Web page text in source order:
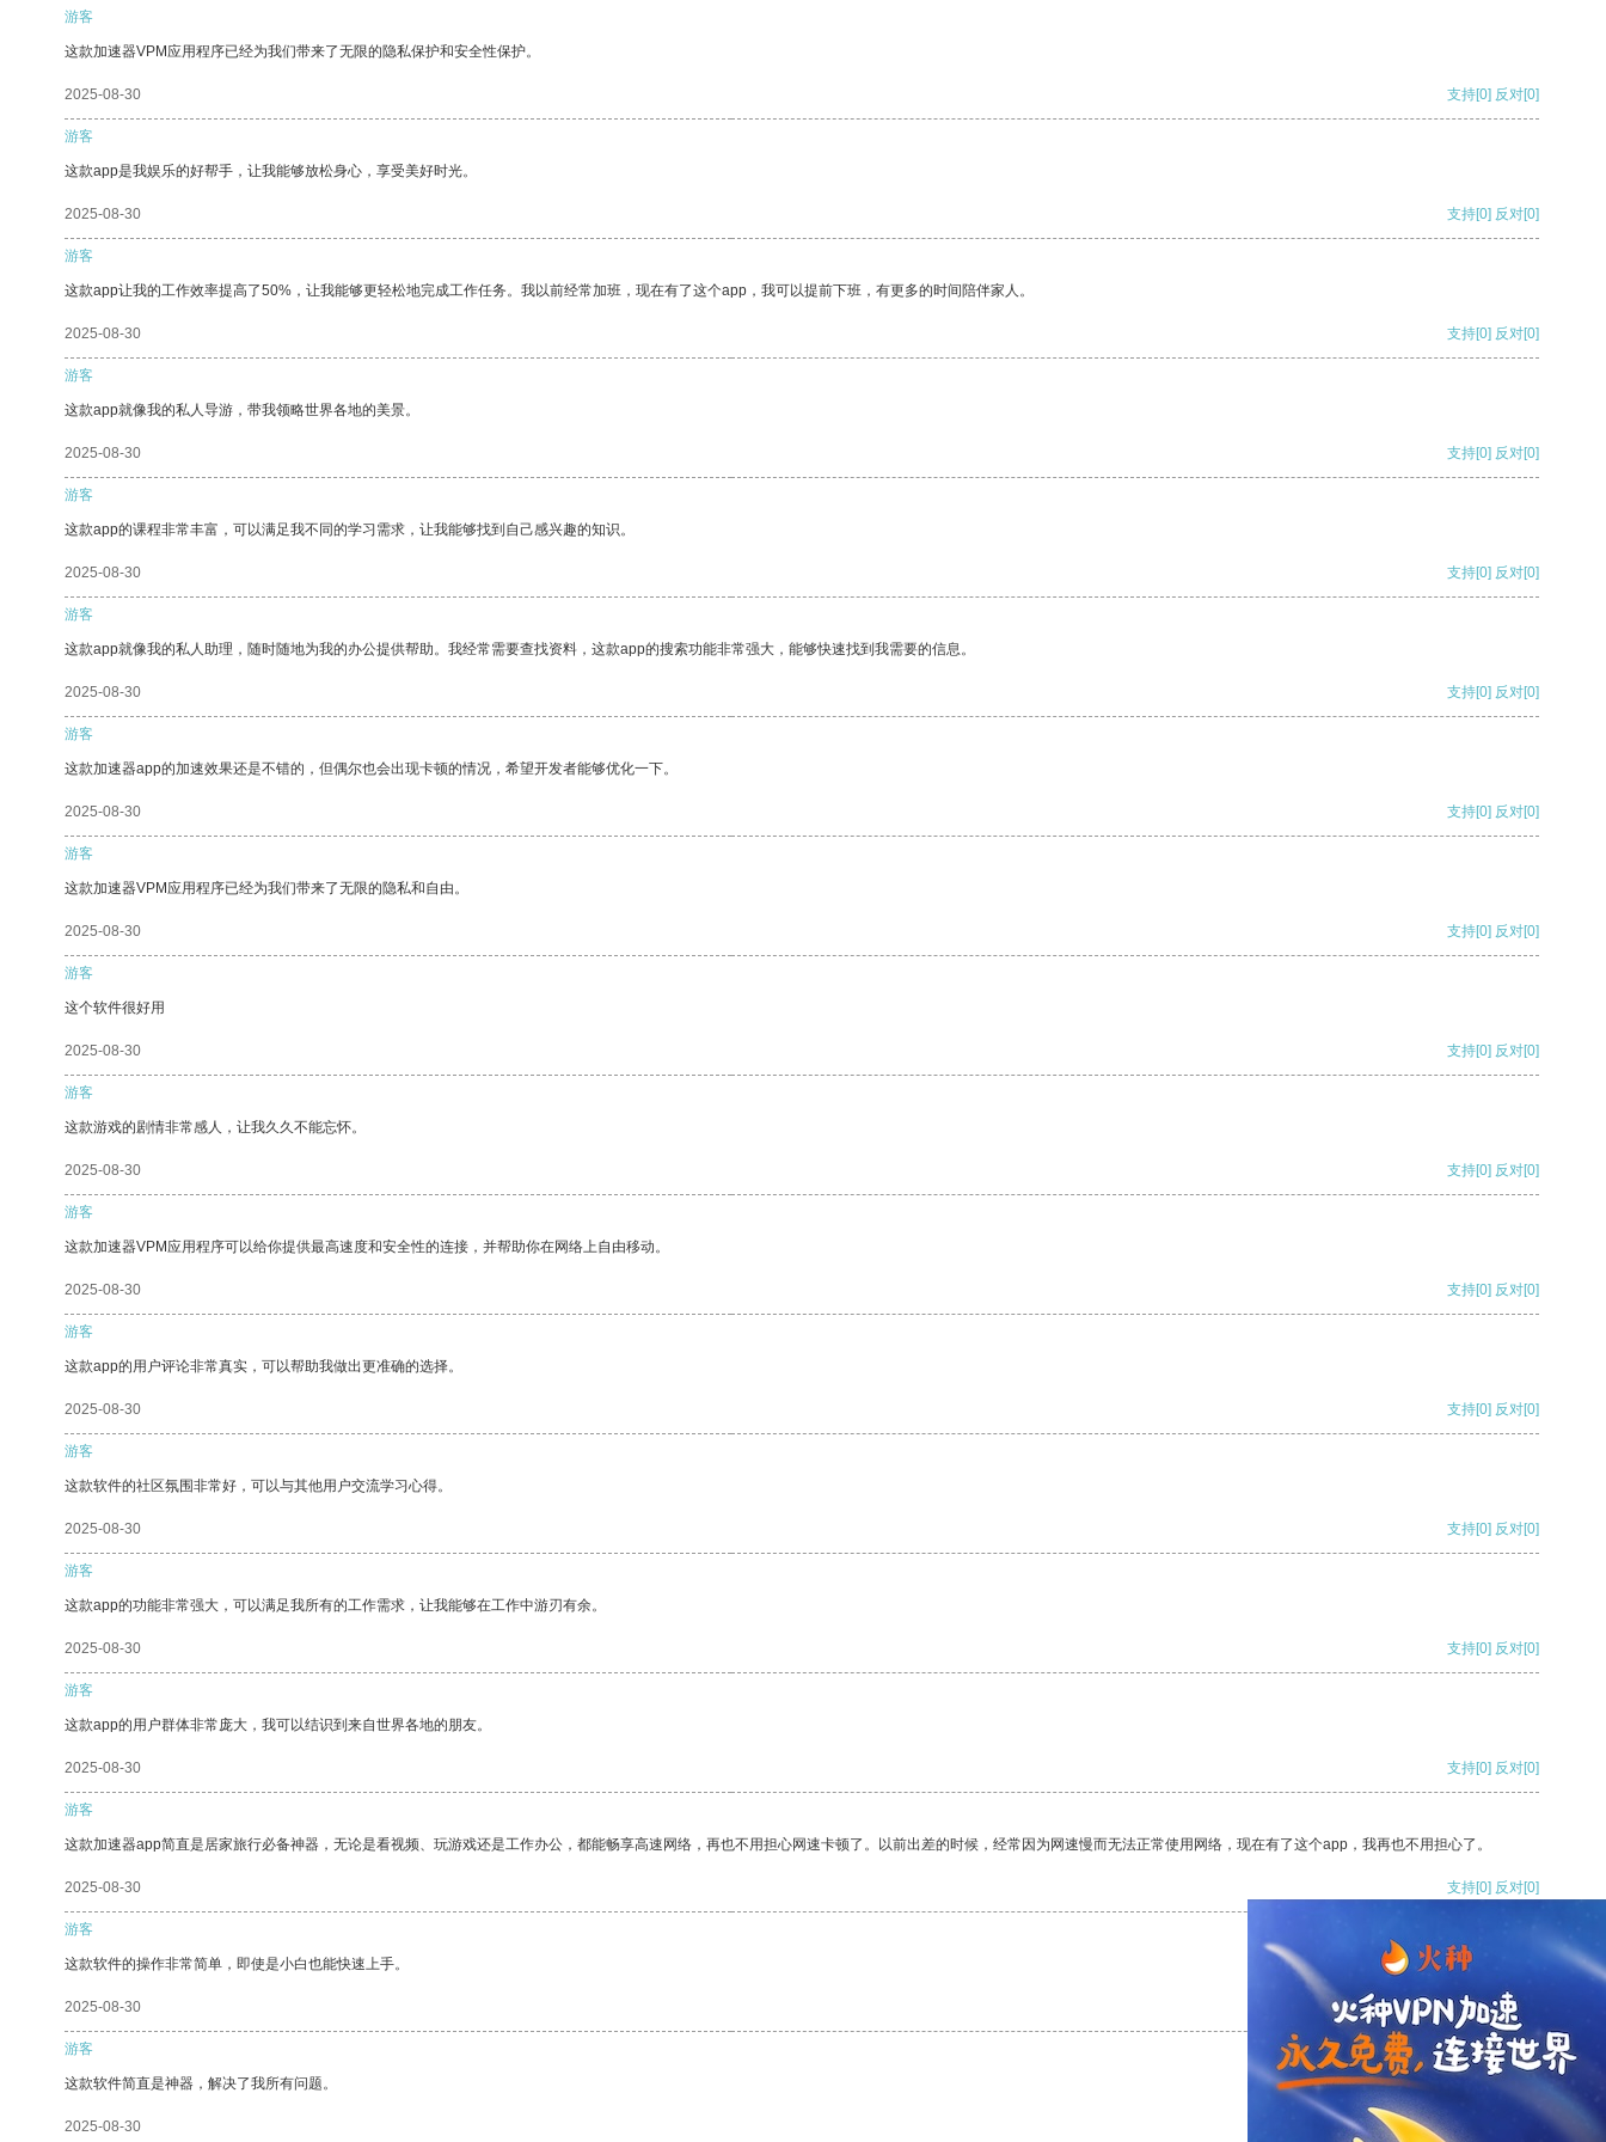
游客
这款加速器VPM应用程序已经为我们带来了无限的隐私保护和安全性保护。
2025-08-30 支持[0] 反对[0]
游客
这款app是我娱乐的好帮手，让我能够放松身心，享受美好时光。
2025-08-30 支持[0] 反对[0]
游客
这款app让我的工作效率提高了50%，让我能够更轻松地完成工作任务。我以前经常加班，现在有了这个app，我可以提前下班，有更多的时间陪伴家人。
2025-08-30 支持[0] 反对[0]
游客
这款app就像我的私人导游，带我领略世界各地的美景。
2025-08-30 支持[0] 反对[0]
游客
这款app的课程非常丰富，可以满足我不同的学习需求，让我能够找到自己感兴趣的知识。
2025-08-30 支持[0] 反对[0]
游客
这款app就像我的私人助理，随时随地为我的办公提供帮助。我经常需要查找资料，这款app的搜索功能非常强大，能够快速找到我需要的信息。
2025-08-30 支持[0] 反对[0]
游客
这款加速器app的加速效果还是不错的，但偶尔也会出现卡顿的情况，希望开发者能够优化一下。
2025-08-30 支持[0] 反对[0]
游客
这款加速器VPM应用程序已经为我们带来了无限的隐私和自由。
2025-08-30 支持[0] 反对[0]
游客
这个软件很好用
2025-08-30 支持[0] 反对[0]
游客
这款游戏的剧情非常感人，让我久久不能忘怀。
2025-08-30 支持[0] 反对[0]
游客
这款加速器VPM应用程序可以给你提供最高速度和安全性的连接，并帮助你在网络上自由移动。
2025-08-30 支持[0] 反对[0]
游客
这款app的用户评论非常真实，可以帮助我做出更准确的选择。
2025-08-30 支持[0] 反对[0]
游客
这款软件的社区氛围非常好，可以与其他用户交流学习心得。
2025-08-30 支持[0] 反对[0]
游客
这款app的功能非常强大，可以满足我所有的工作需求，让我能够在工作中游刃有余。
2025-08-30 支持[0] 反对[0]
游客
这款app的用户群体非常庞大，我可以结识到来自世界各地的朋友。
2025-08-30 支持[0] 反对[0]
游客
这款加速器app简直是居家旅行必备神器，无论是看视频、玩游戏还是工作办公，都能畅享高速网络，再也不用担心网速卡顿了。以前出差的时候，经常因为网速慢而无法正常使用网络，现在有了这个app，我再也不用担心了。
2025-08-30 支持[0] 反对[0]
游客
这款软件的操作非常简单，即使是小白也能快速上手。
2025-08-30 支持[0] 反对
游客
这款软件简直是神器，解决了我所有问题。
2025-08-30 支持